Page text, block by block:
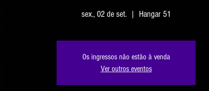
sex., 02 de set.
  |
Hangar 51
Os ingressos não estão à venda
Ver outros eventos